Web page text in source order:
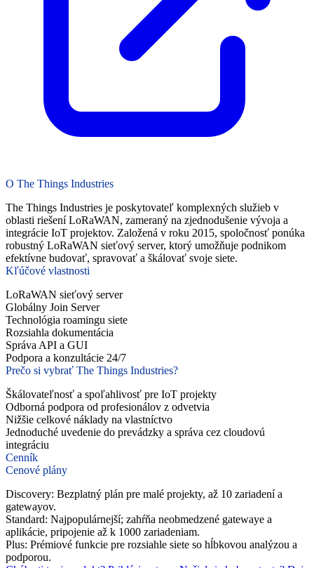
O The Things Industries
The Things Industries je poskytovateľ komplexných služieb v
oblasti riešení LoRaWAN, zameraný na zjednodušenie vývoja a
integrácie IoT projektov. Založená v roku 2015, spoločnosť ponúka
robustný LoRaWAN sieťový server, ktorý umožňuje podnikom
efektívne budovať, spravovať a škálovať svoje siete.
Kľúčové vlastnosti
LoRaWAN sieťový server
Globálny Join Server
Technológia roamingu siete
Rozsiahla dokumentácia
Správa API a GUI
Podpora a konzultácie 24/7
Prečo si vybrať The Things Industries?
Škálovateľnosť a spoľahlivosť pre IoT projekty
Odborná podpora od profesionálov z odvetvia
Nižšie celkové náklady na vlastníctvo
Jednoduché uvedenie do prevádzky a správa cez cloudovú
integráciu
Cenník
Cenové plány
Discovery: Bezplatný plán pre malé projekty, až 10 zariadení a
gatewayov.
Standard: Najpopulárnejší; zahŕňa neobmedzené gatewaye a
aplikácie, pripojenie až k 1000 zariadeniam.
Plus: Prémiové funkcie pre rozsiahle siete so hĺbkovou analýzou a
podporou.